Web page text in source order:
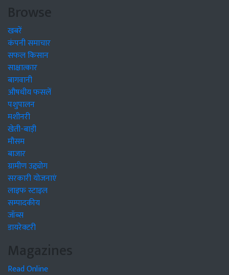
Browse
खबरें
कंपनी समाचार
सफल किसान
साक्षात्कार
बागवानी
औषधीय फसलें
पशुपालन
मशीनरी
खेती-बाड़ी
मौसम
बाजार
ग्रामीण उद्द्योग
सरकारी योजनाएं
लाइफ स्टाइल
सम्पादकीय
जॉब्स
डायरेक्टरी
Magazines
Read Online